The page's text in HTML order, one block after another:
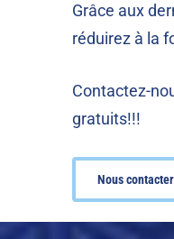
Grâce aux
réduirez à la
Contactez-
gratuits!!!
Nous contacter